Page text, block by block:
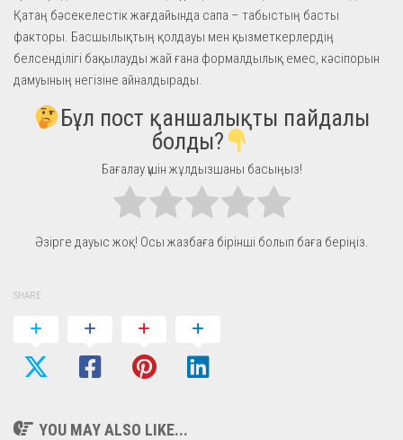
Қатаң бәсекелестік жағдайында сапа – табыстың басты
факторы. Басшылықтың қолдауы мен қызметкерлердің
белсенділігі бақылауды жай ғана формалдылық емес, кәсіпорын
дамуының негізіне айналдырады.
Бұл пост қаншалықты пайдалы
болды?
Бағалау үшін жұлдызшаны басыңыз!
Әзірге дауыс жоқ! Осы жазбаға бірінші болып баға беріңіз.
SHARE
YOU MAY ALSO LIKE...